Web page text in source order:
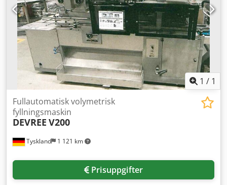
1 / 1
Tyskland 1 121 km
Fullautomatisk volymetrisk
fyllningsmaskin
DEVREE V200
Prisuppgifter